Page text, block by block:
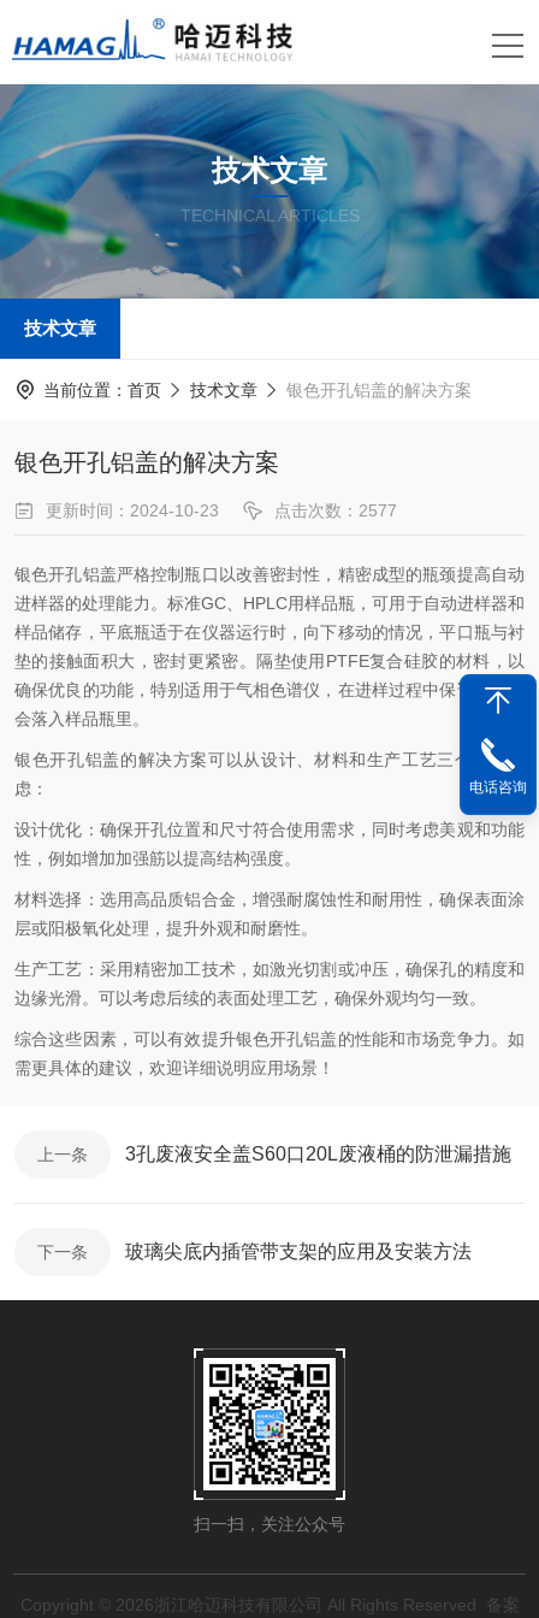
技术文章
TECHNICAL ARTICLES
技术文章
当前位置： 首页 技术文章 银色开孔铝盖的解决方案
银色开孔铝盖的解决方案
更新时间：2024-10-23 点击次数：2577
银色开孔铝盖严格控制瓶口以改善密封性，精密成型的瓶颈提高自动
进样器的处理能力。标准GC、HPLC用样品瓶，可用于自动进样器和
样品储存，平底瓶适于在仪器运行时，向下移动的情况，平口瓶与衬
垫的接触面积大，密封更紧密。隔垫使用PTFE复合硅胶的材料，以
确保优良的功能，特别适用于气相色谱仪，在进样过程中保证隔垫不
会落入样品瓶里。
银色开孔铝盖的解决方案可以从设计、材料和生产工艺三个方面考
虑：
设计优化：确保开孔位置和尺寸符合使用需求，同时考虑美观和功能
性，例如增加加强筋以提高结构强度。
材料选择：选用高品质铝合金，增强耐腐蚀性和耐用性，确保表面涂
层或阳极氧化处理，提升外观和耐磨性。
生产工艺：采用精密加工技术，如激光切割或冲压，确保孔的精度和
边缘光滑。可以考虑后续的表面处理工艺，确保外观均匀一致。
综合这些因素，可以有效提升银色开孔铝盖的性能和市场竞争力。如
需更具体的建议，欢迎详细说明应用场景！
上一条 3孔废液安全盖S60口20L废液桶的防泄漏措施
下一条 玻璃尖底内插管带支架的应用及安装方法
扫一扫，关注公众号
Copyright © 2026浙江哈迈科技有限公司 All Rights Reserved 备案
电话咨询